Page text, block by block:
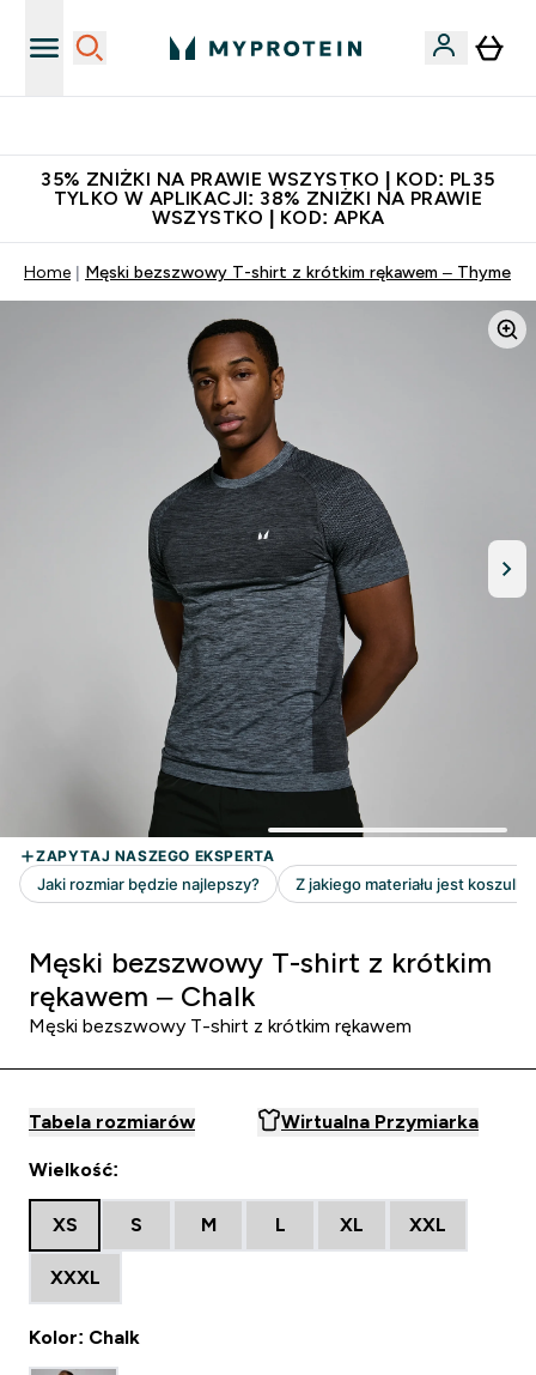
35% ZNIŻKI NA PRAWIE WSZYSTKO | KOD: PL35
TYLKO W APLIKACJI: 38% ZNIŻKI NA PRAWIE
WSZYSTKO | KOD: APKA
Home Męski bezszwowy T-shirt z krótkim rękawem – Thyme
Męski bezszwowy T-shirt z krótkim
rękawem – Chalk
Męski bezszwowy T-shirt z krótkim rękawem
Tabela rozmiarów Wirtualna Przymiarka
Wielkość:
XS S M L XL XXL
XXXL
Kolor: Chalk